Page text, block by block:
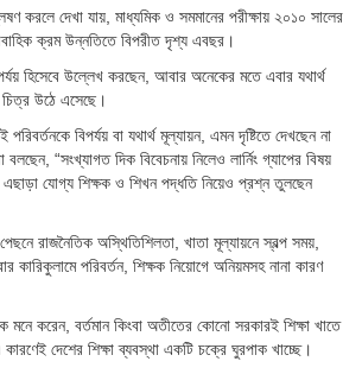
করলে দেখা যায়, মাধ্যমিক ও সমমানের পরীক্ষায় ২০১০ সালের
ক্রম উন্নতিতে বিপরীত দৃশ্য এবছর।
হিসেবে উল্লেখ করছেন, আবার অনেকের মতে এবার যথার্থ
উঠে এসেছে।
বিপর্যয় বা যথার্থ মূল্যায়ন, এমন দৃষ্টিতে দেখছেন না
“সংখ্যাগত দিক বিবেচনায় নিলেও লার্নিং গ্যাপের বিষয়
যোগ্য শিক্ষক ও শিখন পদ্ধতি নিয়েও প্রশ্ন তুলছেন
রাজনৈতিক অস্থিতিশিলতা, খাতা মূল্যায়নে স্বল্প সময়,
কারিকুলামে পরিবর্তন, শিক্ষক নিয়োগে অনিয়মসহ নানা কারণ
মনে করেন, বর্তমান কিংবা অতীতের কোনো সরকারই শিক্ষা খাতে
দেশের শিক্ষা ব্যবস্থা একটি চক্রে ঘুরপাক খাচ্ছে।